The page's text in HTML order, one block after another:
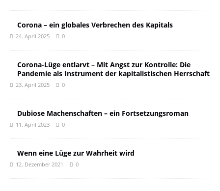
Corona – ein globales Verbrechen des Kapitals
24. April 2025 0
Corona-Lüge entlarvt – Mit Angst zur Kontrolle: Die
Pandemie als Instrument der kapitalistischen Herrschaft
23. April 2025 0
Dubiose Machenschaften – ein Fortsetzungsroman
11. April 2023 0
Wenn eine Lüge zur Wahrheit wird
12. Dezember 2021 0